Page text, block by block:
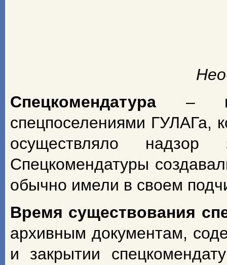
Спецкомендатура –
спецпоселениями ГУЛАГа,
осуществляло надзор
Спецкомендатуры
обычно имели в своем
Время существования
архивным документам,
и закрытии